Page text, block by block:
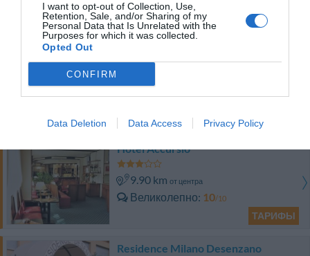
I want to opt-out of Collection, Use,
Retention, Sale, and/or Sharing of my
Personal Data that Is Unrelated with the
Purposes for which it was collected.
Opted Out
CONFIRM
Data Deletion Data Access Privacy Policy
ТАРИФЫ
Хорошо 7.8/10
Hotel Accursio
9.90 km от центра
Великолепно 10/10
ТАРИФЫ
Residence Milano Desenzano